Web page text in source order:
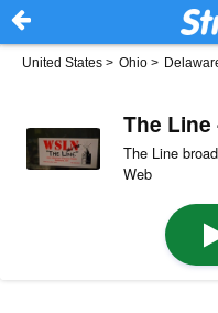
United States > Ohio >
The Line
The Line
Web